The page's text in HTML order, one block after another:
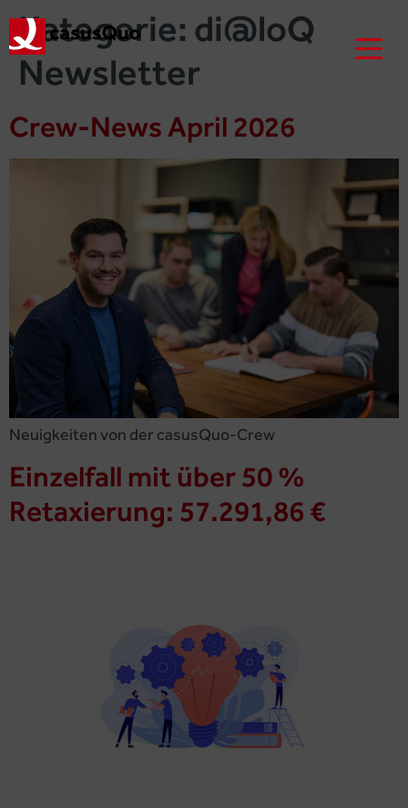
Kategorie: di@loQ
Newsletter
Crew-News April 2026
Neuigkeiten von der casusQuo-Crew
Einzelfall mit über 50 %
Retaxierung: 57.291,86 €